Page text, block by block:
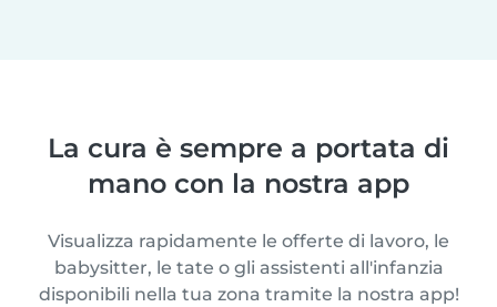
La cura è sempre a portata di
mano con la nostra app
Visualizza rapidamente le offerte di lavoro, le
babysitter, le tate o gli assistenti all'infanzia
disponibili nella tua zona tramite la nostra app!